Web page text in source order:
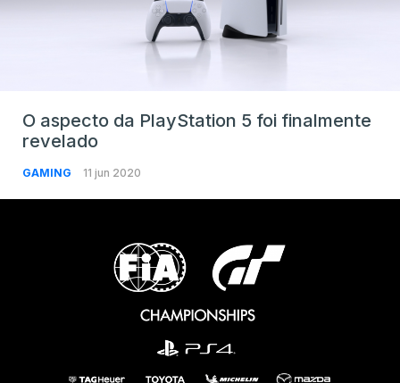
O aspecto da PlayStation 5 foi finalmente
revelado
GAMING 11 jun 2020